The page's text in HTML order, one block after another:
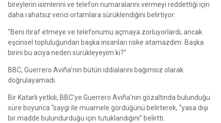
bireylerin isimlerini ve telefon numaralarını vermeyi reddettiği için
daha rahatsız verici ortamlara sürüklendiğini belirtiyor:
“Beni itiraf etmeye ve telefonumu açmaya zorluyorlardı; ancak
eşcinsel topluluğundan başka insanları riske atamazdım. Başka
birini bu acıya neden sürükleyeyim ki?”
BBC, Guerrero Aviña’nın bütün iddialarını bağımsız olarak
doğrulayamadı.
Bir Katarlı yetkili, BBC’ye Guerrero Aviña’nın gözaltında bulunduğu
süre boyunca “saygı ile muamele gördüğünü belirterek, “yasa dışı
bir madde bulundurduğu için tutuklandığını” belirtti.